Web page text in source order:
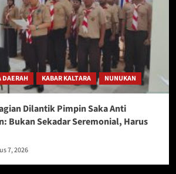
DAERAH KABAR KALTARA NUNUKAN
Dilantik Pimpin Saka Anti
Bukan Sekadar Seremonial, Harus
7, 2026